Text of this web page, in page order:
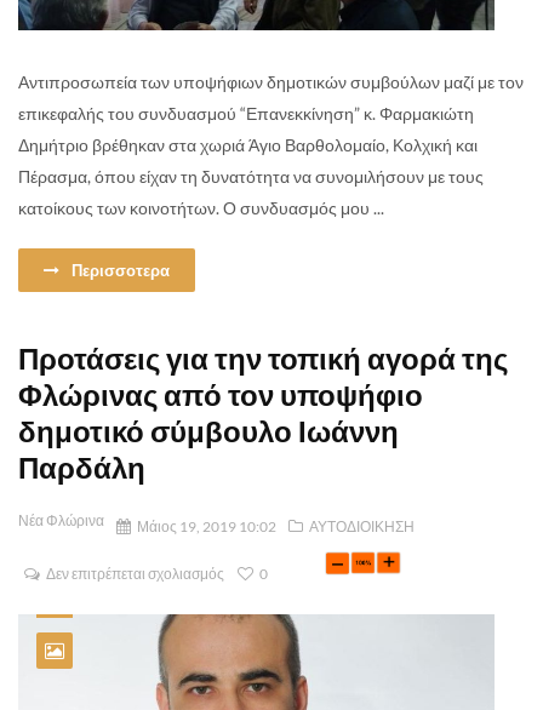
Αντιπροσωπεία των υποψήφιων δημοτικών συμβούλων μαζί με τον
επικεφαλής του συνδυασμού “Επανεκκίνηση” κ. Φαρμακιώτη
Δημήτριο βρέθηκαν στα χωριά Άγιο Βαρθολομαίο, Κολχική και
Πέρασμα, όπου είχαν τη δυνατότητα να συνομιλήσουν με τους
κατοίκους των κοινοτήτων. Ο συνδυασμός μου ...
Περισσοτερα
Προτάσεις για την τοπική αγορά της
Φλώρινας από τον υποψήφιο
δημοτικό σύμβουλο Ιωάννη
Παρδάλη
Νέα Φλώρινα Μάιος 19, 2019 10:02 ΑΥΤΟΔΙΟΙΚΗΣΗ
Δεν επιτρέπεται σχολιασμός 0